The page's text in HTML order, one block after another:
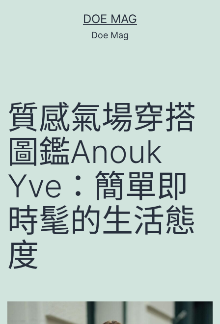
DOE MAG
Doe Mag
質感氣場穿搭
圖鑑Anouk
Yve：簡單即
時髦的生活態
度